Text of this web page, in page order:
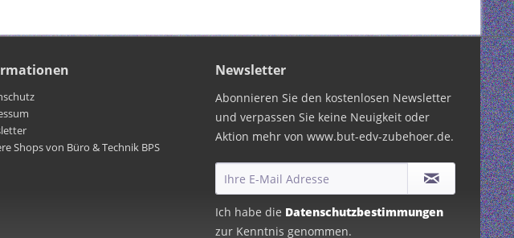
Shops von Büro & Technik BPS
Newsletter
Abonnieren Sie den kostenlosen Newsletter
und verpassen Sie keine Neuigkeit oder
Aktion mehr von www.but-edv-zubehoer.de.
Ich habe die Datenschutzbestimmungen
zur Kenntnis genommen.